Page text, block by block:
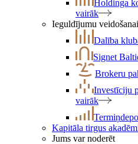
Holdinga
vairāk
Ieguldījumu veidošanai
Dalība
Signet
Brokeru
Investīciju
vairāk
Kapitāla tirgus
Jums var noderēt